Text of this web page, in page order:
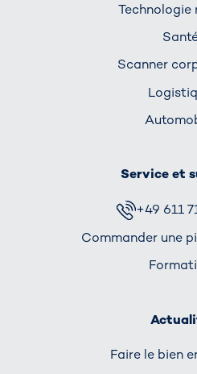
Technologie
Scanner
Service et
+49 611
Commander une
Faire le bien